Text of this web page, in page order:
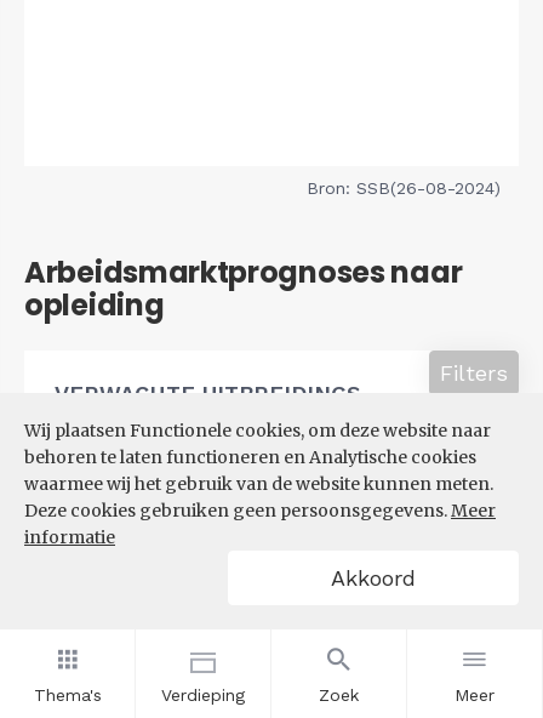
Thema's Verdieping Zoek Meer
Wij plaatsen Functionele cookies, om deze website naar
behoren te laten functioneren en Analytische cookies
waarmee wij het gebruik van de website kunnen meten.
Deze cookies gebruiken geen persoonsgegevens.Meer
informatie
Akkoord
Bron: SSB(26-08-2024)
Arbeidsmarktprognoses naar
opleiding
VERWACHTE UITBREIDINGS-
EN VERVANGINGSVRAAG NAAR
OPLEIDINGSNIVEAU
Filters